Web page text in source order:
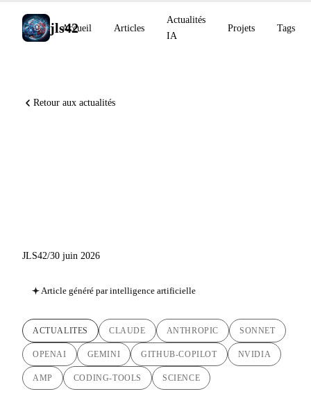
jls42
Accueil Articles
Actualités
IA
Projets Tags
Retour aux actualités
JLS42/30 juin 2026
Article généré par intelligence artificielle
ACTUALITES CLAUDE ANTHROPIC SONNET
OPENAI GEMINI GITHUB-COPILOT NVIDIA
AMP CODING-TOOLS SCIENCE